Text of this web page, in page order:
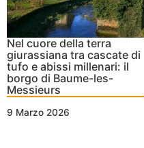
Nel cuore della terra
giurassiana tra cascate di
tufo e abissi millenari: il
borgo di Baume-les-
Messieurs
9 Marzo 2026